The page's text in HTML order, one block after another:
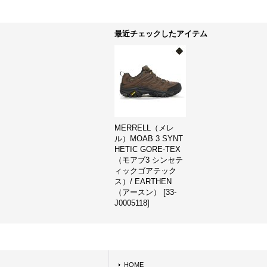
最近チェックしたアイテム
MERRELL（メレ
ル）MOAB 3 SYNT
HETIC GORE-TEX
（モアブ3 シンセテ
ィックゴアテック
ス）/ EARTHEN
（アースン）
[33-
J0005118]
HOME